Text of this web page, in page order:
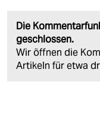
Die
geschlossen.
Wir öffnen die
Artikeln für etwa